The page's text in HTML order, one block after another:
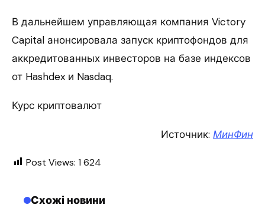
В дальнейшем управляющая компания Victory
Capital анонсировала запуск криптофондов для
аккредитованных инвесторов на базе индексов
от Hashdex и Nasdaq.
Курс криптовалют
Источник: МинФин
Post Views: 1 624
Схожі новини